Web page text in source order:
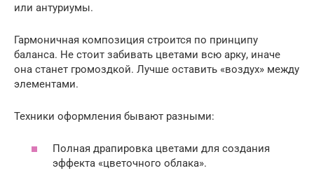
или антуриумы.
Гармоничная композиция строится по принципу
баланса. Не стоит забивать цветами всю арку, иначе
она станет громоздкой. Лучше оставить «воздух» между
элементами.
Техники оформления бывают разными:
Полная драпировка цветами для создания
эффекта «цветочного облака».